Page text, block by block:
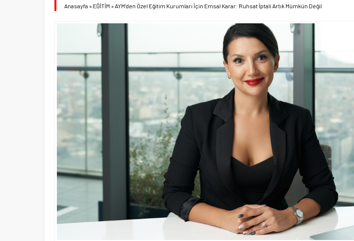
Anasayfa » EĞİTİM »AYM’den Özel Eğitim Kurumları İçin Emsal Karar: Ruhsat İptali Artık Mümkün Değil